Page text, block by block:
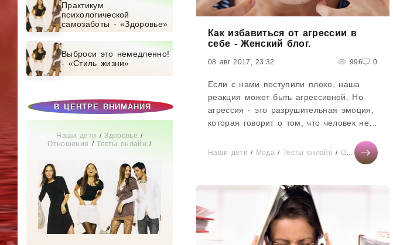
Практикум
психологической
самозаботы - «Здоровье»
Выброси это немедленно!
- «Стиль жизни»
В ЦЕНТРЕ ВНИМАНИЯ
Наши дети /Здоровье /
Отношения /Тесты онлайн /
Как избавиться от агрессии в
себе - Женский блог.
08 авг 2017, 23:32 996 0
Если с нами поступили плохо, наша
реакция может быть агрессивной. Но
агрессия - это разрушительная эмоция,
которая говорит о том, что человек не
обидчику, уничтожить того...
Наши дети / Мода /Тесты онлайн / Отношения